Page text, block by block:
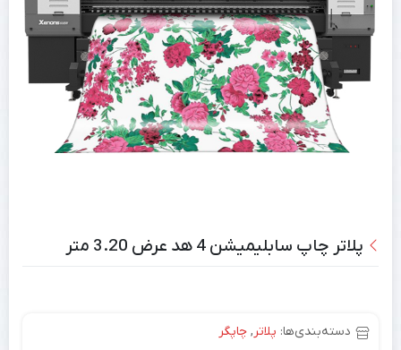
پلاتر چاپ سابلیمیشن 4 هد عرض 3.20 متر
دسته‌بندی‌ها: پلاتر, چاپگر